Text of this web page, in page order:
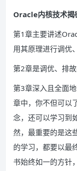
Oracle内核技术揭
第1章主要讲述
用其原理进行调优
第2章是调优、排故
第3章深入且全面
章中，你不但可以
念，还可以学习到
然，最重要的是这
的学习，都要以最
书始终如一的方针